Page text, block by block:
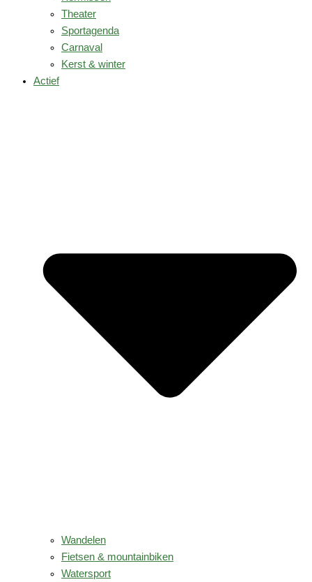
Theater
Sportagenda
Carnaval
Kerst & winter
Actief
Wandelen
Fietsen & mountainbiken
Watersport